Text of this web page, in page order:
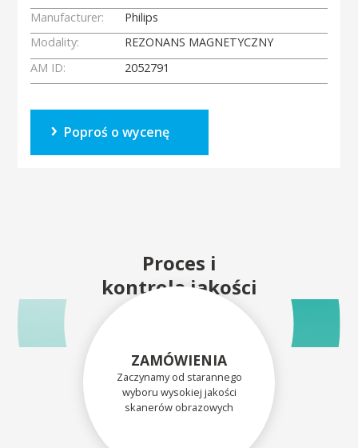
Manufacturer:
Philips
Modality:
REZONANS MAGNETYCZNY
AM ID:
2052791
Poproś o wycenę
Proces i
kontrola jakości
ZAMÓWIENIA
Zaczynamy od starannego
wyboru wysokiej jakości
skanerów obrazowych